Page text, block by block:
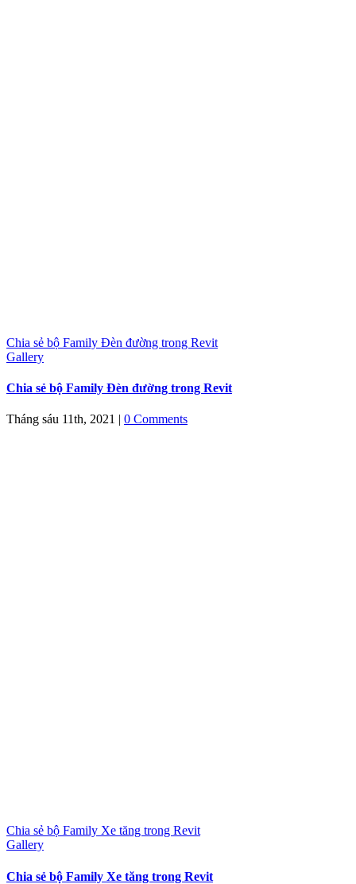
Chia sẻ bộ Family Đèn đường trong Revit
Gallery
Chia sẻ bộ Family Đèn đường trong Revit
Tháng sáu 11th, 2021 | 0 Comments
Chia sẻ bộ Family Xe tăng trong Revit
Gallery
Chia sẻ bộ Family Xe tăng trong Revit